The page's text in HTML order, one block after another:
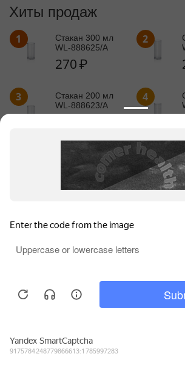
Хиты продаж
1
Стакан 300 мл
WL‑888625/A
270₽
2
3
Стакан 200 мл
WL‑888623/A
4
Информация для продавцов
Покупательский сервис
Контакты
© 2010 - 2026 WILMAX.
Продолжая использование сайта, вы
Политикой конфиденциальности
. Вы
Принять